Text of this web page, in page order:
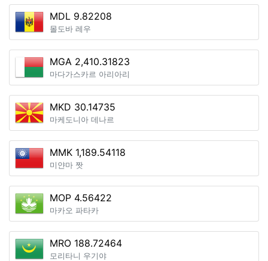
MDL 9.82208
몰도바 레우
MGA 2,410.31823
마다가스카르 아리아리
MKD 30.14735
마케도니아 데나르
MMK 1,189.54118
미얀마 짯
MOP 4.56422
마카오 파타카
MRO 188.72464
모리타니 우기야